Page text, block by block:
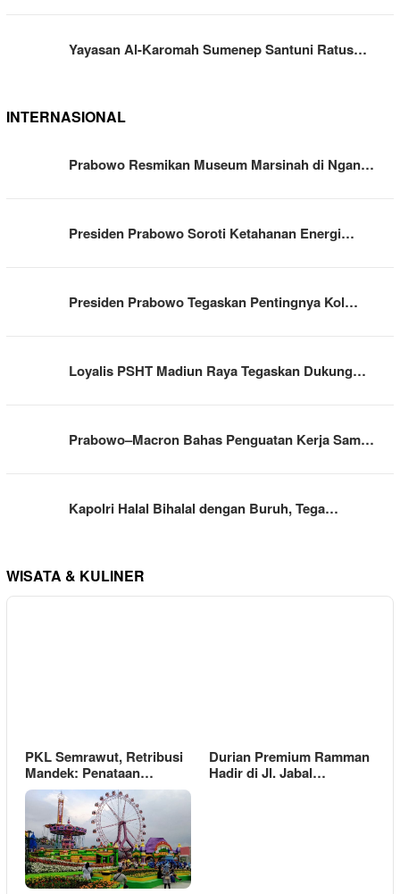
Yayasan Al-Karomah Sumenep Santuni Ratus…
INTERNASIONAL
Prabowo Resmikan Museum Marsinah di Ngan…
Presiden Prabowo Soroti Ketahanan Energi…
Presiden Prabowo Tegaskan Pentingnya Kol…
Loyalis PSHT Madiun Raya Tegaskan Dukung…
Prabowo–Macron Bahas Penguatan Kerja Sam…
Kapolri Halal Bihalal dengan Buruh, Tega…
WISATA & KULINER
PKL Semrawut, Retribusi
Mandek: Penataan…
Durian Premium Ramman
Hadir di Jl. Jabal…